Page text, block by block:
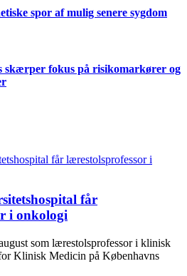
spor af mulig senere sygdom
skærper fokus på risikomarkører og
får
i onkologi
som lærestolsprofessor i klinisk
Klinisk Medicin på Københavns